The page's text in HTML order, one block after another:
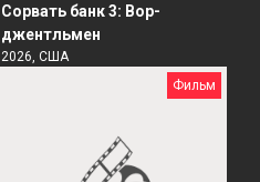
Сорвать банк 3: Вор-
джентльмен
2026, США
Фильм